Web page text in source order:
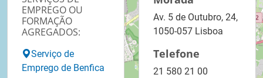
EMPREGO OU
FORMAÇÃO
AGREGADOS:
Serviço de
Emprego de Benfica
Av. 5 de Outubro, 24,
1050-057 Lisboa
Telefone
21 580 21 00